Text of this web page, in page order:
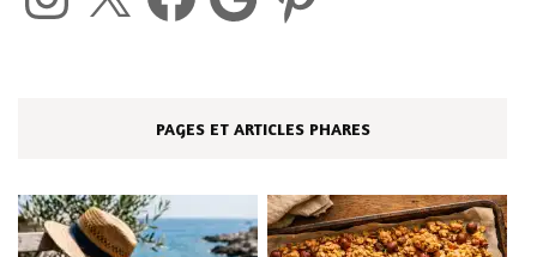
PAGES ET ARTICLES PHARES